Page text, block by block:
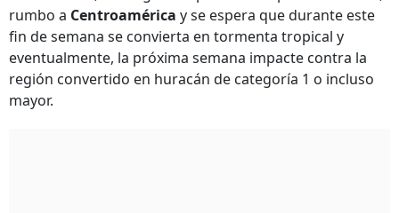
rumbo a Centroamérica y se espera que durante este
fin de semana se convierta en tormenta tropical y
eventualmente, la próxima semana impacte contra la
región convertido en huracán de categoría 1 o incluso
mayor.